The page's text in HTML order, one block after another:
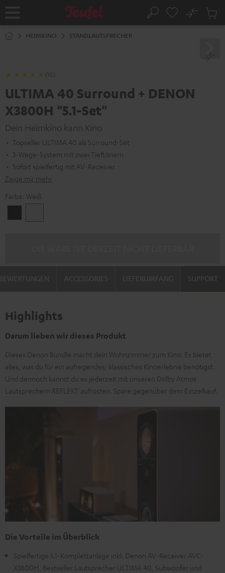
Startseite Suche
No
HEIMKINO STANDLAUTSPRECHER
(10)
ULTIMA 40 Surround + DENON
X3800H "5.1-Set"
Dein Heimkino kann Kino
Topseller ULTIMA 40 als Surround-Set
3-Wege-System mit zwei Tieftönern
Sofort spielfertig mit AV-Receiver
Zeige mir mehr
Farbe: Weiß
SUPPORT
Highlights
Darum lieben wir dieses Produkt
Dieses Denon Bundle macht dein Wohnzimmer zum Kino. Es bietet
alles, was du für ein aufregendes, klassisches Kinoerlebnis benötigst.
Und dennoch kannst du es jederzeit mit unseren Dolby Atmos
Lautsprechern REFLEKT aufrüsten. Spare gegenüber dem Einzelkauf.
Die Vorteile im Überblick
Spielfertige 5.1-Komplettanlage inkl. Denon AV-Receiver AVC-
X3800H, Bestseller Lautsprecher ULTIMA 40, Subwoofer und